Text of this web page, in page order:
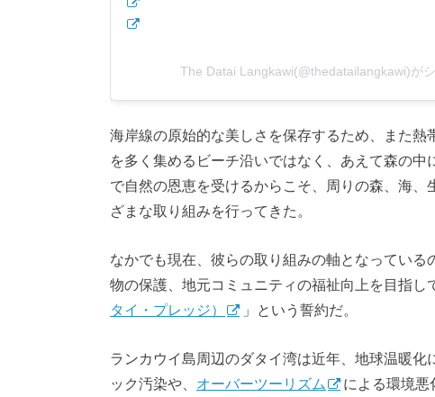
The Datai Langkawi(@thedatailangkawi)が
海岸線の原始的な美しさを保存するため、また
を多く集めるビーチ沿いではなく、あえて森の
で自然の恩恵を受けるからこそ、周りの森、海
ざまな取り組みを行ってきた。
なかでも現在、彼らの取り組みの軸となってい
物の保護、地元コミュニティの福祉向上を目指し
タイ・プレッジ）
」という誓約だ。
ランカウイ島周辺のダタイ湾は近年、地球温暖
ック汚染や、 オーバーツーリズム
による環境悪